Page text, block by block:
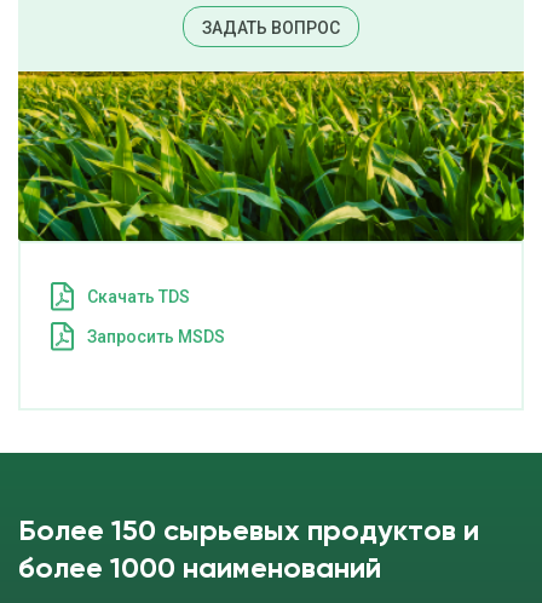
ЗАДАТЬ ВОПРОС
Cкачать TDS
Запросить MSDS
Более 150 сырьевых продуктов и
более 1000 наименований